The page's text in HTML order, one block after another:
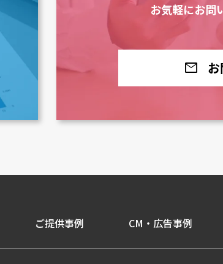
お気軽にお問
mail
ご提供事例 CM・広告事例